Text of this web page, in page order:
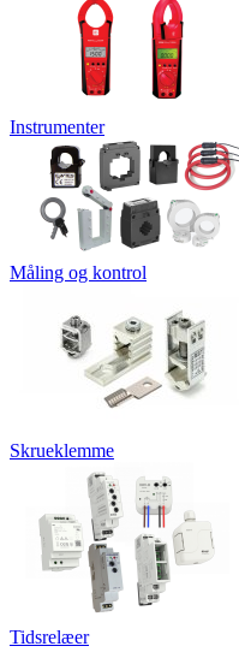
Instrumenter
Måling og kontrol
Skrueklemme
Tidsrelæer